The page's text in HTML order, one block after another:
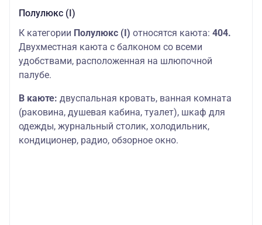
Полулюкс (I)
К категории Полулюкс (I) относятся каюта: 404.
Двухместная каюта с балконом со всеми
удобствами, расположенная на шлюпочной
палубе.
В каюте: двуспальная кровать, ванная комната
(раковина, душевая кабина, туалет), шкаф для
одежды, журнальный столик, холодильник,
кондиционер, радио, обзорное окно.